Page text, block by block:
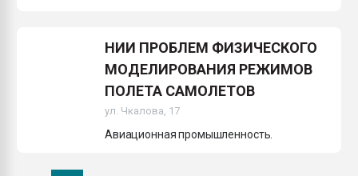
НИИ ПРОБЛЕМ ФИЗИЧЕСКОГО
МОДЕЛИРОВАНИЯ РЕЖИМОВ
ПОЛЕТА САМОЛЕТОВ
ул. Чкалова, 17
Авиационная промышленность.